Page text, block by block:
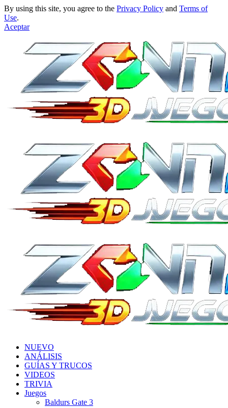
By using this site, you agree to the Privacy Policy and Terms of
Use.
Aceptar
NUEVO
ANÁLISIS
GUÍAS Y TRUCOS
VIDEOS
TRIVIA
Juegos
Baldurs Gate 3